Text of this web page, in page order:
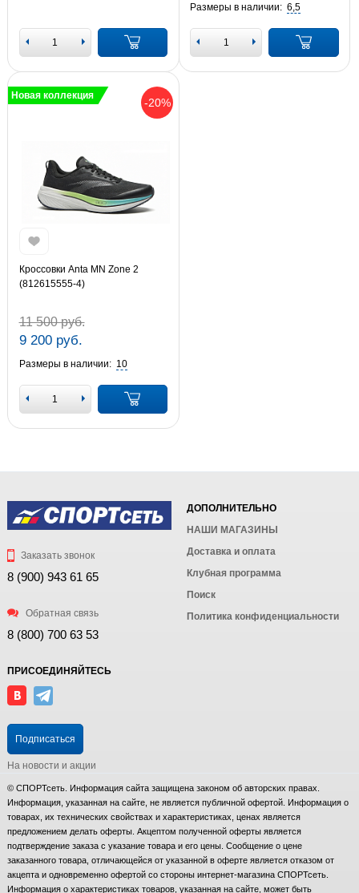
Размеры в наличии: 6,5
-20%
Новая коллекция
Кроссовки Anta MN Zone 2
(812615555-4)
11 500 руб.
9 200 руб.
Размеры в наличии: 10
Заказать звонок
8 (900) 943 61 65
Обратная связь
8 (800) 700 63 53
ДОПОЛНИТЕЛЬНО
НАШИ МАГАЗИНЫ
Доставка и оплата
Клубная программа
Поиск
Политика конфиденциальности
ПРИСОЕДИНЯЙТЕСЬ
Подписаться
На новости и акции
© СПОРТсеть. Информация сайта защищена законом об авторских правах.
Информация, указанная на сайте, не является публичной офертой. Информация о
товарах, их технических свойствах и характеристиках, ценах является
предложением делать оферты. Акцептом полученной оферты является
подтверждение заказа с указание товара и его цены. Сообщение о цене
заказанного товара, отличающейся от указанной в оферте является отказом от
акцепта и одновременно офертой со стороны интернет-магазина СПОРТсеть.
Информация о характеристиках товаров, указанная на сайте, может быть